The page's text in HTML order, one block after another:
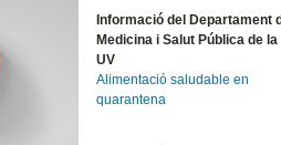
Informació del Departament
Medicina i Salut Pública de la
UV
Alimentació saludable en
quarantena